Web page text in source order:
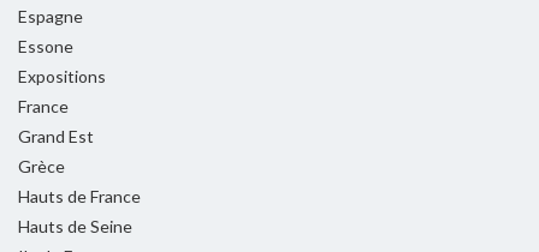
Espagne
Essone
Expositions
France
Grand Est
Grèce
Hauts de France
Hauts de Seine